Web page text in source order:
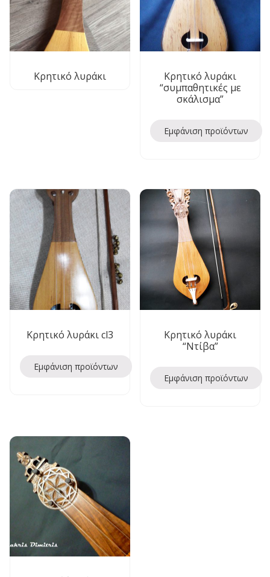
Kρητικό λυράκι
Κρητικό λυράκι
“συμπαθητικές με
σκάλισμα”
Εμφάνιση προϊόντων
Κρητικό λυράκι cl3
Εμφάνιση προϊόντων
Κρητικό λυράκι
“Ντίβα”
Εμφάνιση προϊόντων